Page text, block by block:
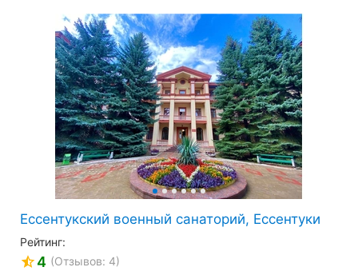
Ессентукский военный санаторий, Ессентуки
Рейтинг:
4 (Отзывов: 4)